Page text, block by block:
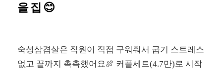
을 집 😊
숙성삼겹살은 직원이 직접 구워줘서 굽기 스트레스
없고 끝까지 촉촉했어요🍖 커플세트(4.7만)로 시작